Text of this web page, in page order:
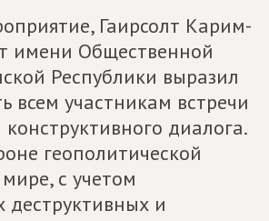
Гаирсолт Карим-
имени Общественной
Республики выразил
всем участникам встречи
диалога.
геополитической
с учетом
деструктивных и